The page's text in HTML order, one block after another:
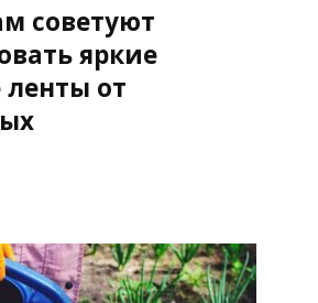
советуют
яркие
от